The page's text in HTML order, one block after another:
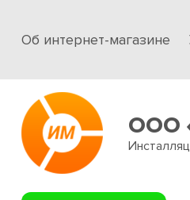
Об интернет-магазине
ООО